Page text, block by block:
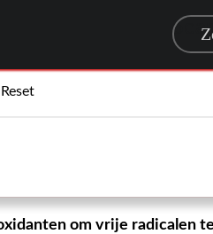
Reset
om vrije radicalen